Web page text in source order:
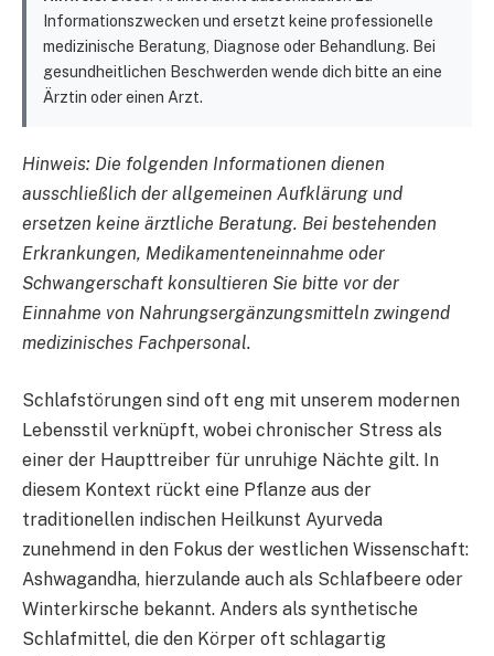
Informationszwecken und ersetzt keine professionelle
medizinische Beratung, Diagnose oder Behandlung. Bei
gesundheitlichen Beschwerden wende dich bitte an eine
Ärztin oder einen Arzt.
Hinweis: Die folgenden Informationen dienen
ausschließlich der allgemeinen Aufklärung und
ersetzen keine ärztliche Beratung. Bei bestehenden
Erkrankungen, Medikamenteneinnahme oder
Schwangerschaft konsultieren Sie bitte vor der
Einnahme von Nahrungsergänzungsmitteln zwingend
medizinisches Fachpersonal.
Schlafstörungen sind oft eng mit unserem modernen
Lebensstil verknüpft, wobei chronischer Stress als
einer der Haupttreiber für unruhige Nächte gilt. In
diesem Kontext rückt eine Pflanze aus der
traditionellen indischen Heilkunst Ayurveda
zunehmend in den Fokus der westlichen Wissenschaft:
Ashwagandha, hierzulande auch als Schlafbeere oder
Winterkirsche bekannt. Anders als synthetische
Schlafmittel, die den Körper oft schlagartig